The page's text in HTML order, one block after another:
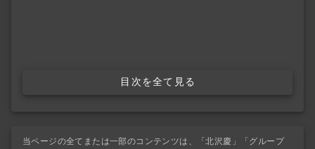
目次を全て見る
当ページの全てまたは一部のコンテンツは、「北沢慶」「グループ